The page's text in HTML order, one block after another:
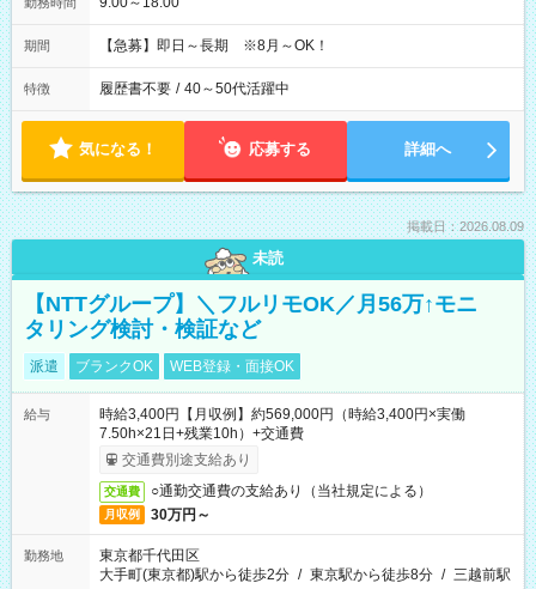
期間 【急募】即日～長期 ※8月～OK！
特徴 履歴書不要 / 40～50代活躍中
気になる！ 応募する 詳細へ
掲載日：2026.08.09
未読
【NTTグループ】＼フルリモOK／月56万↑モニ
タリング検討・検証など
派遣 ブランクOK WEB登録・面接OK
給与
時給3,400円【月収例】約569,000円（時給3,400円×実働
7.50h×21日+残業10h）+交通費
交通費別途支給あり
交通費 ○通勤交通費の支給あり（当社規定による）
月収例 30万円～
勤務地
東京都千代田区
大手町(東京都)駅から徒歩2分 / 東京駅から徒歩8分 / 三越前駅